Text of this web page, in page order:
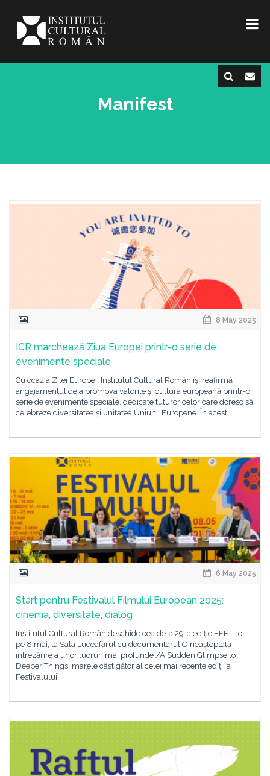
Manifest
8 May 2025
ICR marchează Ziua Europei printr-o serie de
evenimente speciale
Cu ocazia Zilei Europei, Institutul Cultural Român își reafirmă
angajamentul de a promova valorile și cultura europeană printr-o
serie de evenimente speciale, dedicate tuturor celor care doresc să
celebreze diversitatea și unitatea Uniunii Europene. În acest
6 May 2025
Start pentru Festivalul Filmului European 2025:
cinema, diversitate, dialog
Institutul Cultural Român deschide cea de-a 29-a ediție FFE – joi,
pe 8 mai, la Sala Luceafărul cu documentarul O neașteptată
întrezărire a unor lucruri mai profunde /A Sudden Glimpse to
Deeper Things, marele câștigător al celei mai recente ediții a
Festivalului